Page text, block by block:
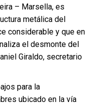
– Marsella, es
metálica del
considerable y que en
el desmonte del
Giraldo, secretario
para la
ubicado en la vía